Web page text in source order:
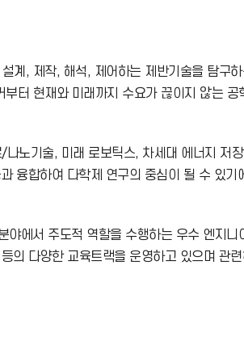
계, 제작, 해석, 제어하는 제반기술을 탐구
터 현재와 미래까지 수요가 끊이지 않는 공
노기술, 미래 로보틱스, 차세대 에너지 저
융합하여 다학제 연구의 중심이 될 수 있기
에서 주도적 역할을 수행하는 우수 엔지니
의 다양한 교육트랙을 운영하고 있으며 관